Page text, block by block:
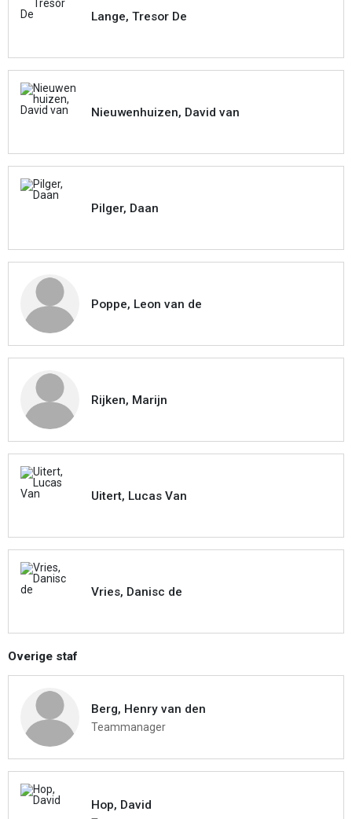
Lange, Tresor De
Nieuwenhuizen, David van
Pilger, Daan
Poppe, Leon van de
Rijken, Marijn
Uitert, Lucas Van
Vries, Danisc de
Overige staf
Berg, Henry van den
Teammanager
Hop, David